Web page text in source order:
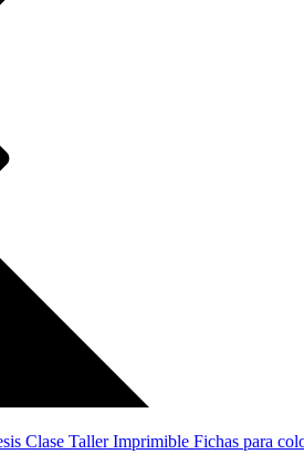
Clase TallerImprimible Fichas para